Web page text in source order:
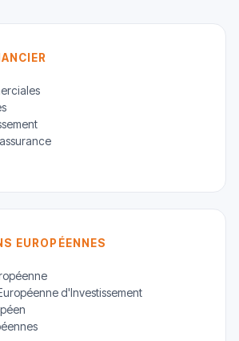
EUROPÉENNES
d'Investissement